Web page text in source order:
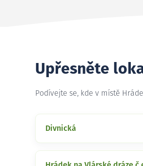
Upřesněte
Podívejte se, kde v místě
Divnická